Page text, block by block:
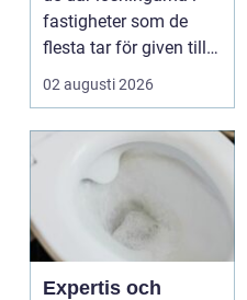
fastigheter som de
flesta tar för given tills
den sakna...
02 augusti 2026
Expertis och